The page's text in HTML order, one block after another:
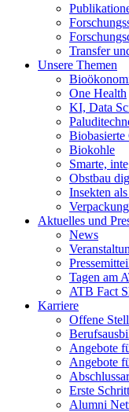
Transfer
Unsere Themen
One Health
KI, Data
Biobasierte
Biokohle
Smarte,
Obstbau
Insekten
Aktuelles und
News
Tagen am
ATB Fact
Karriere
Offene
Angebote
Angebote
Erste
Alumni